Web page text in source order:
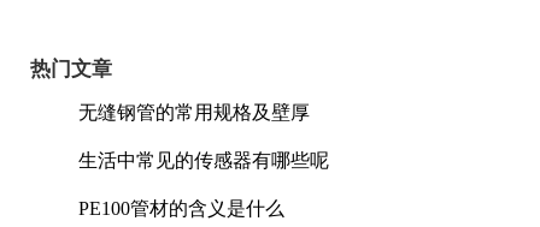
热门文章
无缝钢管的常用规格及壁厚
生活中常见的传感器有哪些呢
PE100管材的含义是什么